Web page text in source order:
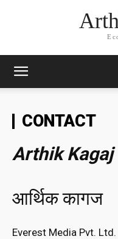
CONTACT
Arthik Kagaj
आर्थिक कागज
Everest Media Pvt. Ltd.